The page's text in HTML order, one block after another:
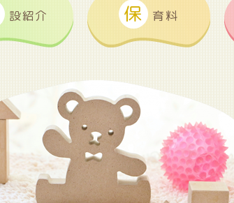
設紹介 保 育料